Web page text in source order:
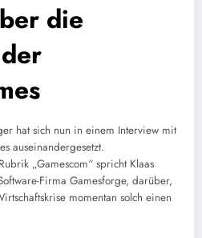
die
hat sich nun in einem Interview mit
auseinandergesetzt.
„Gamescom“ spricht Klaas
Firma Gamesforge, darüber,
momentan solch einen